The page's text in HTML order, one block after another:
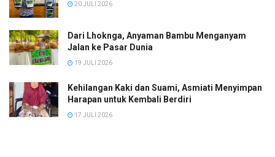
20 JULI 2026
Dari Lhoknga, Anyaman Bambu Menganyam
Jalan ke Pasar Dunia
19 JULI 2026
Kehilangan Kaki dan Suami, Asmiati Menyimpan
Harapan untuk Kembali Berdiri
17 JULI 2026